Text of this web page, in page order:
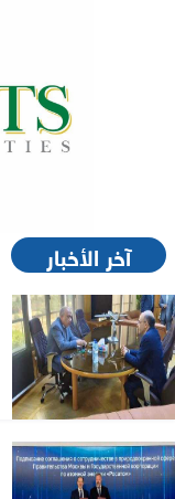
آخر الأخبار